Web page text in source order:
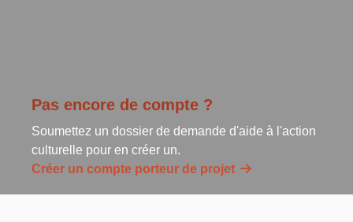
Pas encore de compte ?
Soumettez un dossier de demande d'aide à l'action
culturelle pour en créer un.
Créer un compte porteur de projet